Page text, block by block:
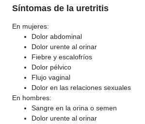
Síntomas de la uretritis
En mujeres:
Dolor abdominal
Dolor urente al orinar
Fiebre y escalofríos
Dolor pélvico
Flujo vaginal
Dolor en las relaciones sexuales
En hombres:
Sangre en la orina o semen
Dolor urente al orinar